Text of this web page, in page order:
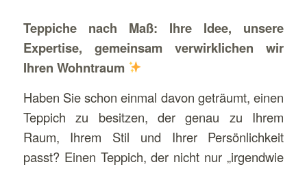
Teppiche nach Maß: Ihre Idee, unsere
Expertise, gemeinsam verwirklichen wir
Ihren Wohntraum
Haben Sie schon einmal davon geträumt, einen
Teppich zu besitzen, der genau zu Ihrem
Raum, Ihrem Stil und Ihrer Persönlichkeit
passt? Einen Teppich, der nicht nur „irgendwie